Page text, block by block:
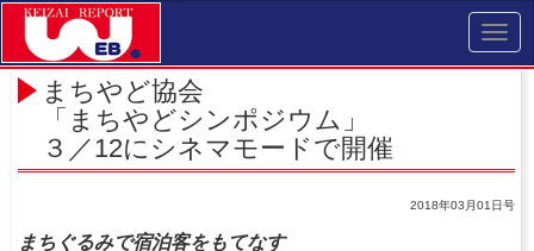
まちやど協会
「まちやどシンポジウム」
３／12にシネマモードで開催
2018年03月01日号
まちぐるみで宿泊客をもてなす